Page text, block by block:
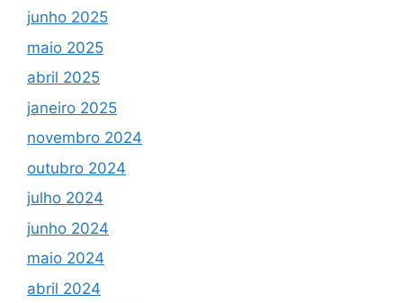
junho 2025
maio 2025
abril 2025
janeiro 2025
novembro 2024
outubro 2024
julho 2024
junho 2024
maio 2024
abril 2024